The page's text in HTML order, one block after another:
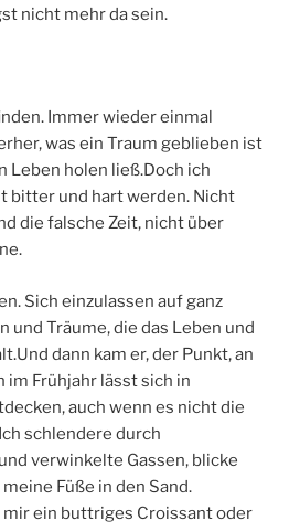
nicht mehr da sein.
Immer wieder einmal
was ein Traum geblieben ist
Leben holen ließ.Doch ich
bitter und hart werden. Nicht
die falsche Zeit, nicht über
Sich einzulassen auf ganz
und Träume, die das Leben und
dann kam er, der Punkt, an
im Frühjahr lässt sich in
auch wenn es nicht die
schlendere durch
verwinkelte Gassen, blicke
Füße in den Sand.
mir ein buttriges Croissant oder